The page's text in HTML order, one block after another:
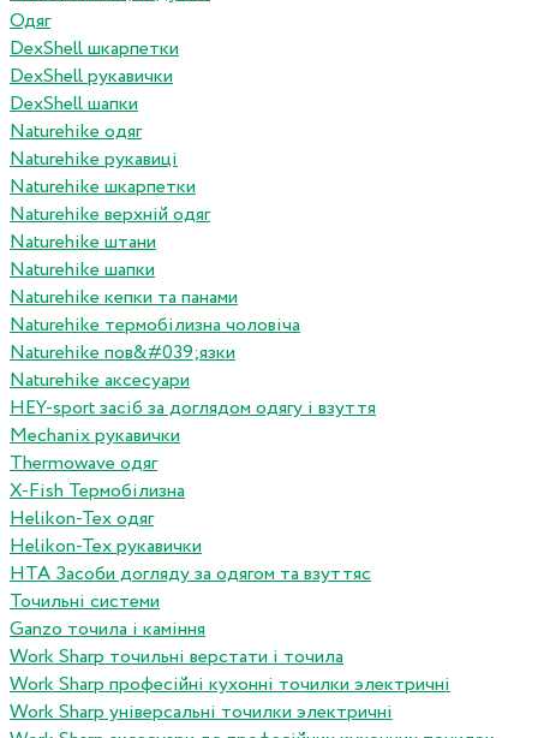
Одяг
DexShell шкарпетки
DexShell рукавички
DexShell шапки
Naturehike одяг
Naturehike рукавиці
Naturehike шкарпетки
Naturehike верхній одяг
Naturehike штани
Naturehike шапки
Naturehike кепки та панами
Naturehike термобілизна чоловіча
Naturehike пов&#039;язки
Naturehike аксесуари
HEY-sport засіб за доглядом одягу і взуття
Mechanix рукавички
Thermowave одяг
X-Fish Термобілизна
Helikon-Tex одяг
Helikon-Tex рукавички
HTA Засоби догляду за одягом та взуттяс
Точильні системи
Ganzo точила і каміння
Work Sharp точильні верстати і точила
Work Sharp професiйнi кухоннi точилки электричнi
Work Sharp унiверсальнi точилки электричнi